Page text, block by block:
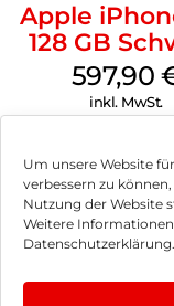
Um unsere Website
verbessern zu
Nutzung der Website
Weitere
Datenschutzerklärung.
Apple
128 GB
597,90
inkl. MwSt.
Impressum